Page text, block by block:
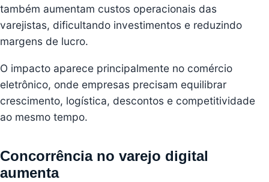
também aumentam custos operacionais das
varejistas, dificultando investimentos e reduzindo
margens de lucro.
O impacto aparece principalmente no comércio
eletrônico, onde empresas precisam equilibrar
crescimento, logística, descontos e competitividade
ao mesmo tempo.
Concorrência no varejo digital
aumenta